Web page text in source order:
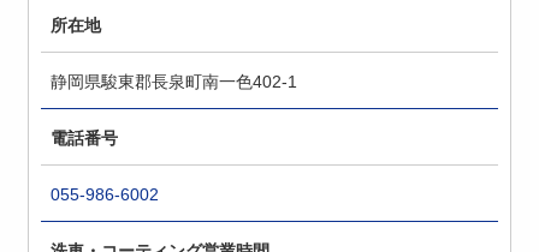
所在地
静岡県駿東郡長泉町南一色402-1
電話番号
055-986-6002